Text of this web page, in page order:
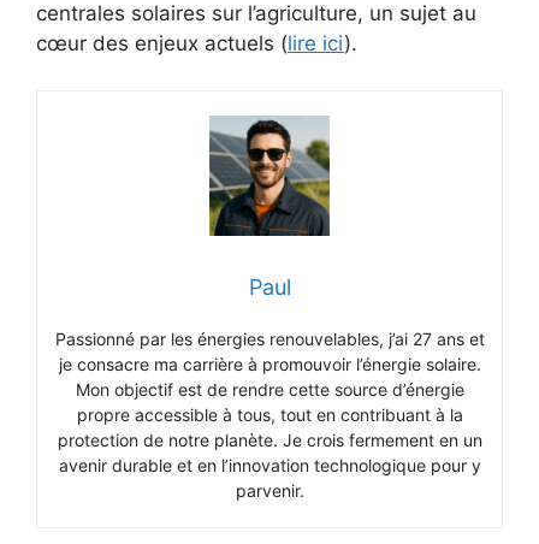
centrales solaires sur l’agriculture, un sujet au
cœur des enjeux actuels (lire ici).
Paul
Passionné par les énergies renouvelables, j’ai 27 ans et
je consacre ma carrière à promouvoir l’énergie solaire.
Mon objectif est de rendre cette source d’énergie
propre accessible à tous, tout en contribuant à la
protection de notre planète. Je crois fermement en un
avenir durable et en l’innovation technologique pour y
parvenir.